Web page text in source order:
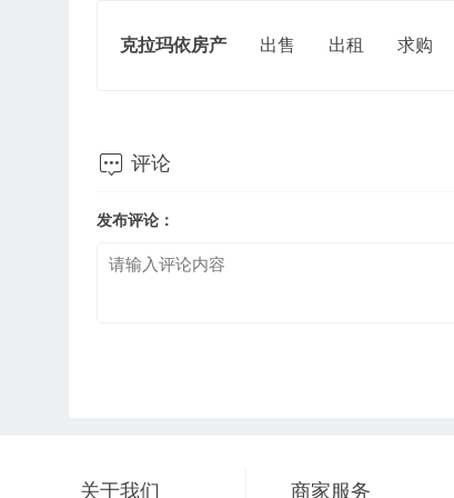
克拉玛依房产 出售 出租 求购
 评论
发布评论：
关于我们 商家服务